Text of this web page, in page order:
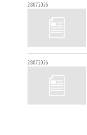
28.07.2026
28.07.2026